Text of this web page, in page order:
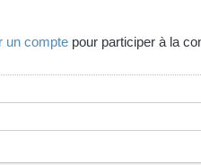
un compte pour participer à la